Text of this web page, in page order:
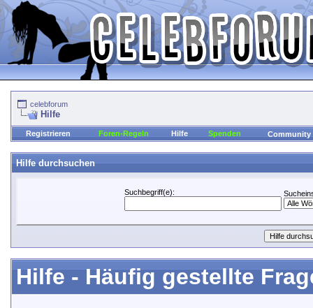
celebforum
Hilfe
Registrieren Foren-Regeln Hilfe Spenden Community
Hilfe durchsuchen
Suchbegriff(e):
Hilfe - Häufig gestellte